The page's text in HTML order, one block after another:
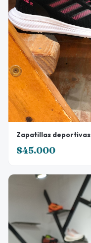
Zapatillas deportivas
$45.000